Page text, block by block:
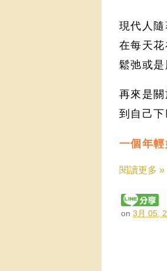
現代人
在每天
鬆弛或是
再來是
到自己
一個年
閱讀更多 »
on 3月 05,